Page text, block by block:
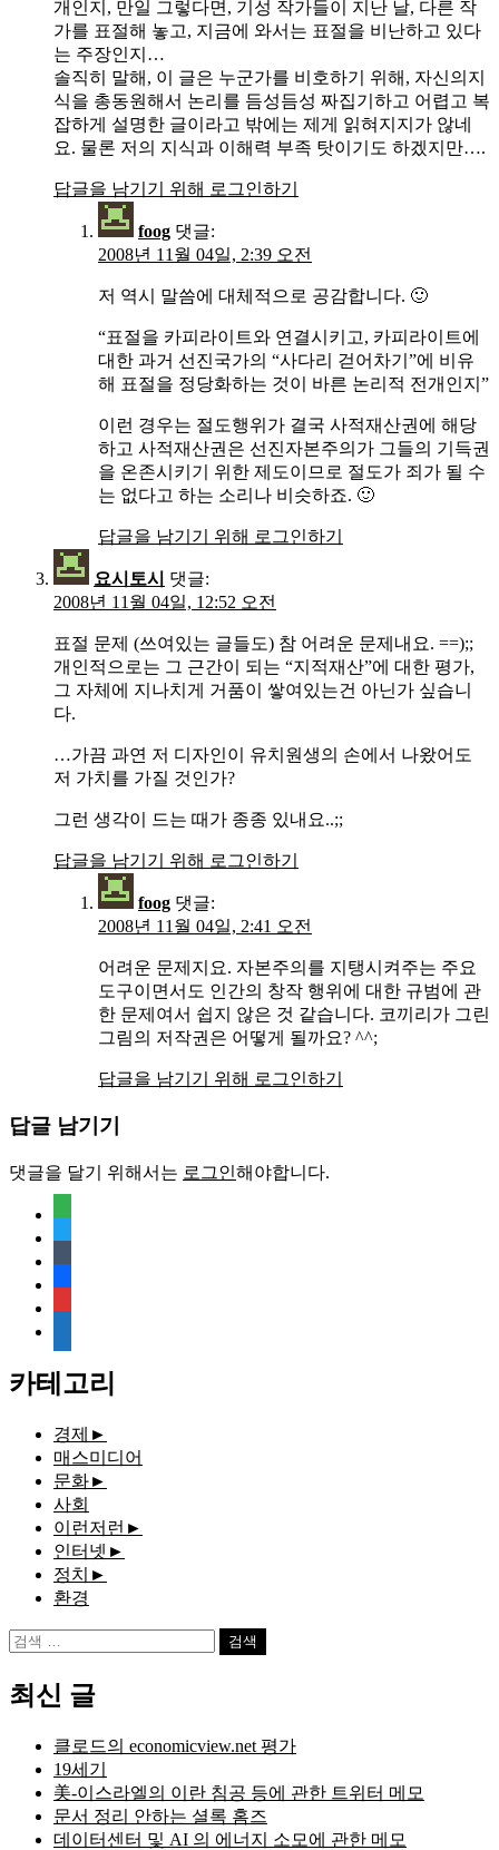
개인지, 만일 그렇다면, 기성 작가들이 지난 날, 다른 작
가를 표절해 놓고, 지금에 와서는 표절을 비난하고 있다
는 주장인지…
솔직히 말해, 이 글은 누군가를 비호하기 위해, 자신의지
식을 총동원해서 논리를 듬성듬성 짜집기하고 어렵고 복
잡하게 설명한 글이라고 밖에는 제게 읽혀지지가 않네
요. 물론 저의 지식과 이해력 부족 탓이기도 하겠지만….
답글을 남기기 위해 로그인하기
foog 댓글:
2008년 11월 04일, 2:39 오전
저 역시 말씀에 대체적으로 공감합니다. 🙂
“표절을 카피라이트와 연결시키고, 카피라이트에
대한 과거 선진국가의 “사다리 걷어차기”에 비유
해 표절을 정당화하는 것이 바른 논리적 전개인지”
이런 경우는 절도행위가 결국 사적재산권에 해당
하고 사적재산권은 선진자본주의가 그들의 기득권
을 온존시키기 위한 제도이므로 절도가 죄가 될 수
는 없다고 하는 소리나 비슷하죠. 🙂
답글을 남기기 위해 로그인하기
요시토시
댓글:
2008년 11월 04일, 12:52 오전
표절 문제 (쓰여있는 글들도) 참 어려운 문제내요. ==);;
개인적으로는 그 근간이 되는 “지적재산”에 대한 평가,
그 자체에 지나치게 거품이 쌓여있는건 아닌가 싶습니
다.
…가끔 과연 저 디자인이 유치원생의 손에서 나왔어도
저 가치를 가질 것인가?
그런 생각이 드는 때가 종종 있내요..;;
답글을 남기기 위해 로그인하기
foog 댓글:
2008년 11월 04일, 2:41 오전
어려운 문제지요. 자본주의를 지탱시켜주는 주요
도구이면서도 인간의 창작 행위에 대한 규범에 관
한 문제여서 쉽지 않은 것 같습니다. 코끼리가 그린
그림의 저작권은 어떻게 될까요? ^^;
답글을 남기기 위해 로그인하기
답글 남기기
댓글을 달기 위해서는 로그인해야합니다.
document
카테고리
경제 ►
매스미디어
문화►
사회
이런저런 ►
인터넷 ►
정치 ►
환경
검
최신 글
클로드의 economicview.net 평가
19세기
美-이스라엘의 이란 침공 등에 관한 트위터 메모
문서 정리 안하는 셜록 홈즈
데이터센터 및 AI 의 에너지 소모에 관한 메모